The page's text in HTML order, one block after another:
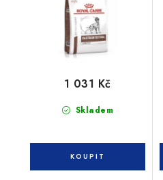
Skladem
1 031 Kč